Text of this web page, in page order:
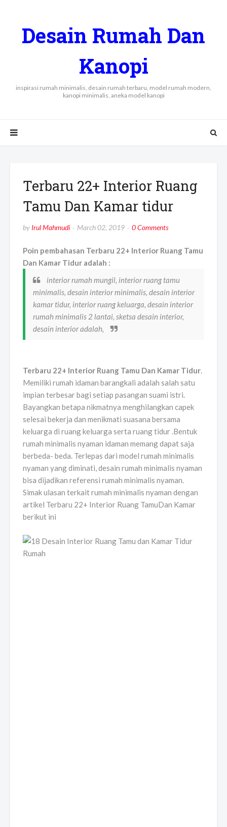
Desain Rumah Dan
Kanopi
inspirasi rumah minimalis, desain rumah terbaru, model rumah modern,
kanopi minimalis, aneka model kanopi
Terbaru 22+ Interior Ruang
Tamu Dan Kamar tidur
by Irul Mahmudi March 02, 2019 0 Comments
Poin pembahasan Terbaru 22+ Interior Ruang Tamu
Dan Kamar Tidur adalah :
interior rumah mungil, interior ruang tamu
minimalis, desain interior minimalis, desain interior
kamar tidur, interior ruang keluarga, desain interior
rumah minimalis 2 lantai, sketsa desain interior,
desain interior adalah,
Terbaru 22+ Interior Ruang Tamu Dan Kamar Tidur.
Memiliki rumah idaman barangkali adalah salah satu
impian terbesar bagi setiap pasangan suami istri.
Bayangkan betapa nikmatnya menghilangkan capek
selesai bekerja dan menikmati suasana bersama
keluarga di ruang keluarga serta ruang tidur .Bentuk
rumah minimalis nyaman idaman memang dapat saja
berbeda- beda. Terlepas dari model rumah minimalis
nyaman yang diminati, desain rumah minimalis nyaman
bisa dijadikan referensi rumah minimalis nyaman.
Simak ulasan terkait rumah minimalis nyaman dengan
artikel Terbaru 22+ Interior Ruang TamuDan Kamar
berikut ini